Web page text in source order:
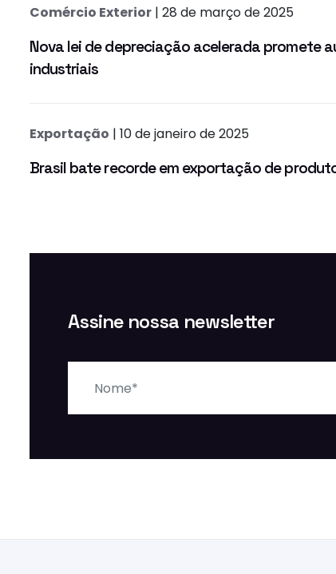
Comércio Exterior | 28 de março de 2025
Nova lei de depreciação acelerada promete
industriais
Exportação | 10 de janeiro de 2025
Brasil bate recorde em exportação de
Assine nossa newsletter